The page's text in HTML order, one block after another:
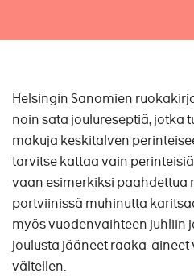
Helsingin Sanomien
noin sata joulureseptiä, jotka
makuja keskitalven
tarvitse kattaa vain
vaan esimerkiksi paahdettua
portviinissä muhinutta
myös vuodenvaihteen juhliin
joulusta jääneet raaka-
vältellen.